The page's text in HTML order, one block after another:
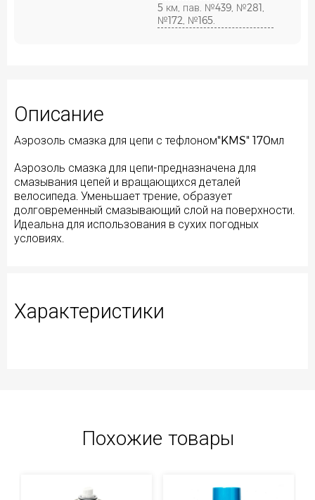
5 км, пав. №439, №281,
№172, №165.
Описание
Аэрозоль смазка для цепи с тефлоном"KMS" 170мл
Аэрозоль смазка для цепи-предназначена для
смазывания цепей и вращающихся деталей
велосипеда. Уменьшает трение, образует
долговременный смазывающий слой на поверхности.
Идеальна для использования в сухих погодных
условиях.
Характеристики
Похожие товары